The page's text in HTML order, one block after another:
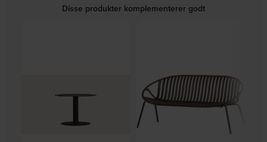
Disse produkter komplementerer godt